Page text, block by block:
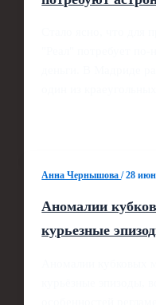
Анна Чернышова/28
Аномалии
курьезные